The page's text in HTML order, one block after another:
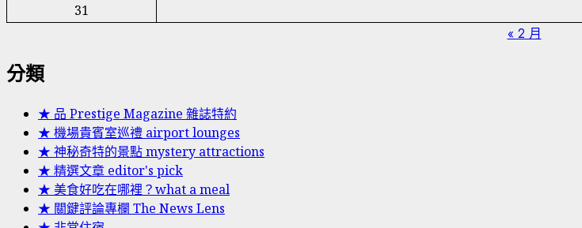
31
« 2 月
分類
★ 品 Prestige Magazine 雜誌特約
★ 機場貴賓室巡禮 airport lounges
★ 神秘奇特的景點 mystery attractions
★ 精選文章 editor's pick
★ 美食好吃在哪裡？what a meal
★ 關鍵評論專欄 The News Lens